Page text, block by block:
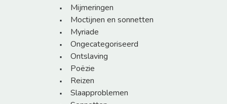
Mijmeringen
Moctijnen en sonnetten
Myriade
Ongecategoriseerd
Ontslaving
Poëzie
Reizen
Slaapproblemen